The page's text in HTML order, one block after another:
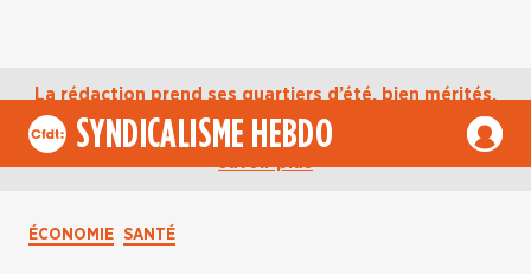
La rédaction prend ses quartiers d’été, bien mérités,
jusqu’au mardi 1er septembre. D’ici là, retrouvez
l’actualité de la CFDT sur notre compte Bluesky. En
SYNDICALISME HEBDO
ÉCONOMIE SANTÉ